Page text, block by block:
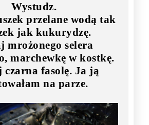
Wystudz.
przelane wodą tak
jak kukurydzę.
mrożonego selera
marchewkę w kostkę.
czarna fasolę. Ja ją
na parze.